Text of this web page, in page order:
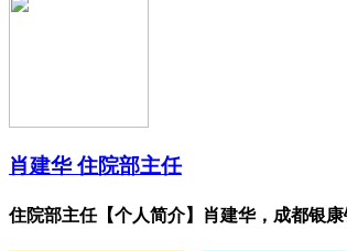
肖建华 住院部主任
住院部主任【个人简介】肖建华，成都银